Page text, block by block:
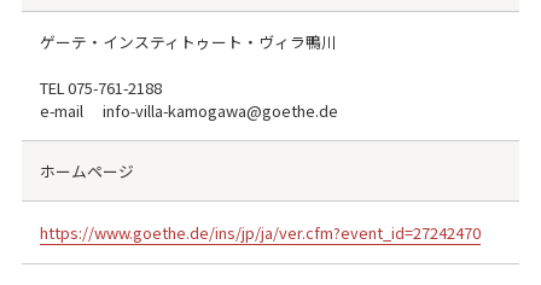
ゲーテ・インスティトゥート・ヴィラ鴨川
TEL075-761-2188
e-mail info-villa-kamogawa@goethe.de
ホームページ
https://www.goethe.de/ins/jp/ja/ver.cfm?event_id=27242470